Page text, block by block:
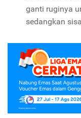
ganti ruginya
sedangkan